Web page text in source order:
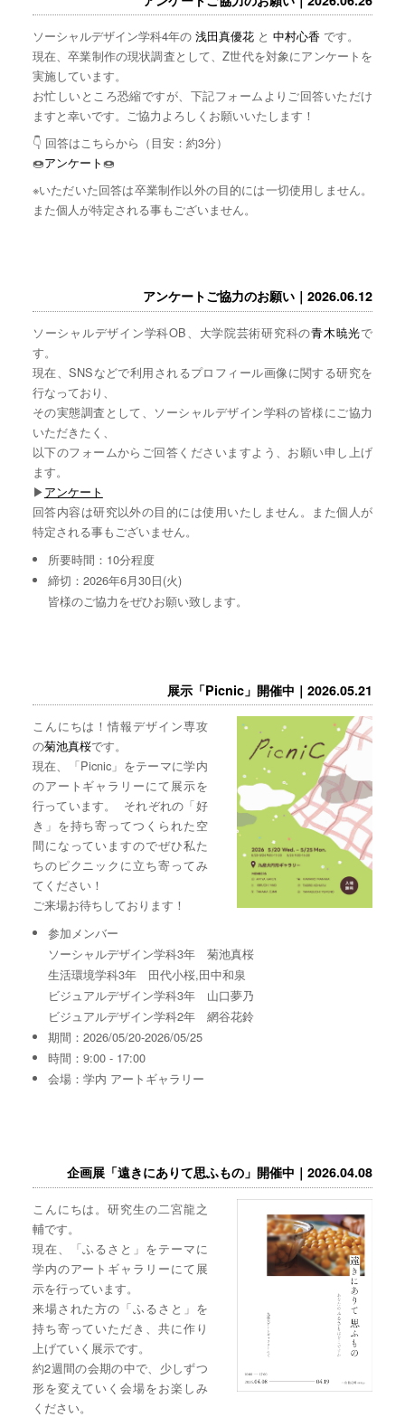
ソーシャルデザイン学科4年の 浅田真優花と 中村心香 です。
現在、卒業制作の現状調査として、Z世代を対象にアンケートを
実施しています。
お忙しいところ恐縮ですが、下記フォームよりご回答いただけ
ますと幸いです。ご協力よろしくお願いいたします！
👇 回答はこちらから（目安：約3分）
🍩アンケート🍩
※いただいた回答は卒業制作以外の目的には一切使用しません。
また個人が特定される事もございません。
アンケートご協力のお願い｜2026.06.12
ソーシャルデザイン学科OB、大学院芸術研究科の青木暁光で
す。
現在、SNSなどで利用されるプロフィール画像に関する研究を
行なっており、
その実態調査として、ソーシャルデザイン学科の皆様にご協力
いただきたく、
以下のフォームからご回答くださいますよう、お願い申し上げ
ます。
▶︎アンケート
回答内容は研究以外の目的には使用いたしません。また個人が
特定される事もございません。
所要時間：10分程度
締切：2026年6月30日(火)
皆様のご協力をぜひお願い致します。
展示「Picnic」開催中｜2026.05.21
こんにちは！情報デザイン専攻
の菊池真桜です。
現在、「Picnic」をテーマに学内
のアートギャラリーにて展示を
行っています。 それぞれの「好
き」を持ち寄ってつくられた空
間になっていますのでぜひ私た
ちのピクニックに立ち寄ってみ
てください！
ご来場お待ちしております！
参加メンバー
ソーシャルデザイン学科3年 菊池真桜
生活環境学科3年 田代小桜,田中和泉
ビジュアルデザイン学科3年 山口夢乃
ビジュアルデザイン学科2年 網谷花鈴
期間：2026/05/20-2026/05/25
時間：9:00 - 17:00
会場：学内 アートギャラリー
企画展「遠きにありて思ふもの」開催中｜2026.04.08
こんにちは。研究生の二宮龍之
輔です。
現在、「ふるさと」をテーマに
学内のアートギャラリーにて展
示を行っています。
来場された方の「ふるさと」を
持ち寄っていただき、共に作り
上げていく展示です。
約2週間の会期の中で、少しずつ
形を変えていく会場をお楽しみ
ください。